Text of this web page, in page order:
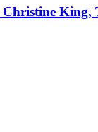
King,